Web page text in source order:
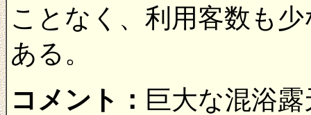
ことなく、利用客数も
ある。
コメント： 巨大な混浴